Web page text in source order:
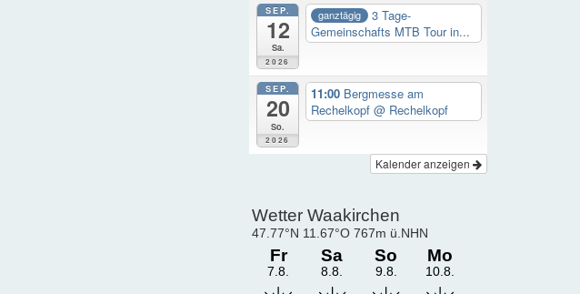
SEP.
12
Sa.
2026
ganztägig
3 Tage-
Gemeinschafts MTB Tour in...
SEP.
20
So.
2026
11:00 Bergmesse am
Rechelkopf@ Rechelkopf
Kalender anzeigen